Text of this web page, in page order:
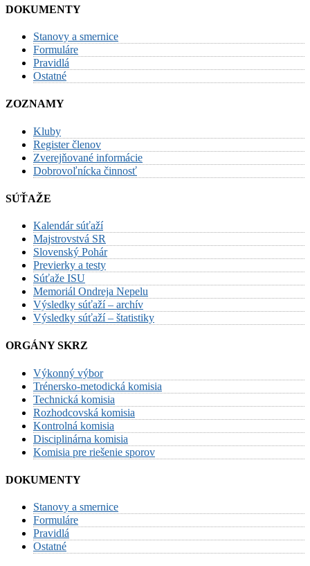
DOKUMENTY
Stanovy a smernice
Formuláre
Pravidlá
Ostatné
ZOZNAMY
Kluby
Register členov
Zverejňované informácie
Dobrovoľnícka činnosť
SÚŤAŽE
Kalendár súťaží
Majstrovstvá SR
Slovenský Pohár
Previerky a testy
Súťaže ISU
Memoriál Ondreja Nepelu
Výsledky súťaží – archív
Výsledky súťaží – štatistiky
ORGÁNY SKRZ
Výkonný výbor
Trénersko-metodická komisia
Technická komisia
Rozhodcovská komisia
Kontrolná komisia
Disciplinárna komisia
Komisia pre riešenie sporov
DOKUMENTY
Stanovy a smernice
Formuláre
Pravidlá
Ostatné